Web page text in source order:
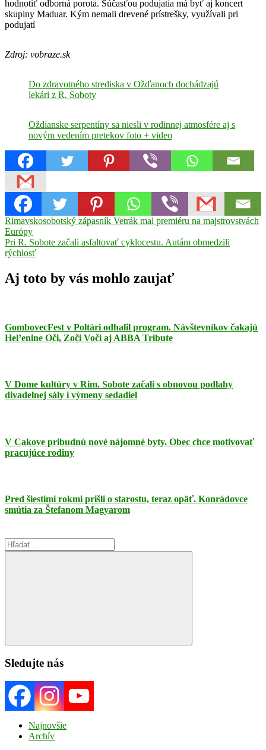
hodnotiť odborná porota. Súčasťou podujatia má byť aj koncert
skupiny Maduar. Kým nemali drevené prístrešky, využívali pri
podujatí
Zdroj: vobraze.sk
Do zdravotného strediska v Ožďanoch dochádzajú
lekári z R. Soboty
Oždianske serpentíny sa niesli v rodinnej atmosfére aj s
novým vedením pretekov foto + video
Ožďany
Navigácia
v
článku
Previous
Post:
Rimavskosobotský zápasník Vetrák mal premiéru na majstrovstvách
Európy
Next
Post:
Pri R. Sobote začali asfaltovať cyklocestu. Autám obmedzili
rýchlosť
Aj toto by vás mohlo zaujať
GombovecFest v Poltári odhalil program. Návštevníkov čakajú
Hel’enine Oči, Zoči Voči aj ABBA Tribute
V Dome kultúry v Rim. Sobote začali s obnovou podlahy
divadelnej sály i výmeny sedadiel
V Cakove pribudnú nové nájomné byty. Obec chce motivovať
pracujúce rodiny
Pred šiestimi rokmi prišli o starostu, teraz opäť. Konrádovce
smútia za Štefanom Magyarom
Search
for:
Search
Sledujte nás
Najnovšie
Archív